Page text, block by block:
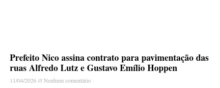
Prefeito Nico assina contrato para pavimentação das
ruas Alfredo Lutz e Gustavo Emílio Hoppen
11/04/2026 Nenhum comentário